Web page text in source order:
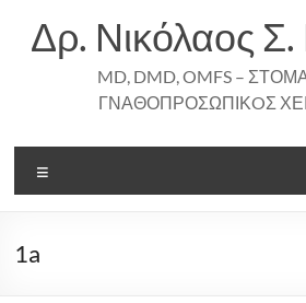
contentΔρ. Νικόλαος Σ.
MD, DMD, OMFS –
ΓΝΑΘΟΠΡΟΣΩΠΙΚOΣ
1a